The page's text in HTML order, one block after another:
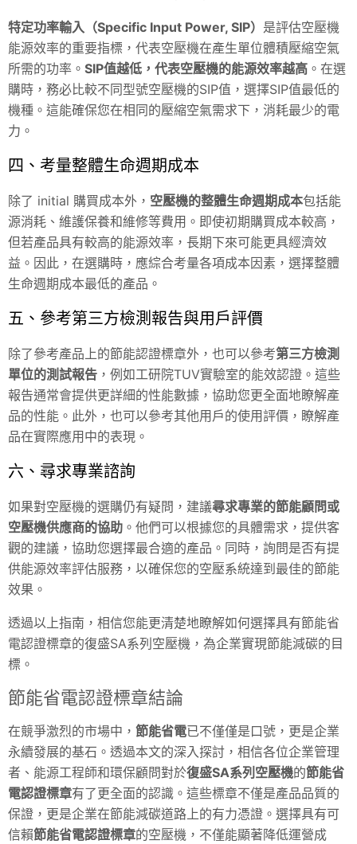
特定功率輸入（Specific Input Power, SIP） 是評估空壓機
能源效率的重要指標，代表空壓機在產生單位體積壓縮空氣
所需的功率。 SIP值越低，代表空壓機的能源效率越高 。在選
購時，務必比較不同型號空壓機的SIP值，選擇SIP值最低的
機種。這能確保您在相同的壓縮空氣需求下，消耗最少的電
力。
四、考量整體生命週期成本
除了 initial 購買成本外， 空壓機的整體生命週期成本包括能
源消耗、維護保養和維修等費用。即使初期購買成本較高，
但若產品具有較高的能源效率，長期下來可能更具經濟效
益。因此，在選購時，應綜合考量各項成本因素，選擇整體
生命週期成本最低的產品。
五、參考第三方檢測報告與用戶評價
除了參考產品上的節能認證標章外，也可以參考第三方檢測
單位的測試報告 ，例如工研院TUV實驗室的能效認證。這些
報告通常會提供更詳細的性能數據，協助您更全面地瞭解產
品的性能。此外，也可以參考其他用戶的使用評價，瞭解產
品在實際應用中的表現。
六、尋求專業諮詢
如果對空壓機的選購仍有疑問，建議尋求專業的節能顧問或
空壓機供應商的協助 。他們可以根據您的具體需求，提供客
觀的建議，協助您選擇最合適的產品。同時，詢問是否有提
供能源效率評估服務，以確保您的空壓系統達到最佳的節能
效果。
透過以上指南，相信您能更清楚地瞭解如何選擇具有節能省
電認證標章的復盛SA系列空壓機，為企業實現節能減碳的目
標。
節能省電認證標章結論
在競爭激烈的市場中， 節能省電已不僅僅是口號，更是企業
永續發展的基石。透過本文的深入探討，相信各位企業管理
者、能源工程師和環保顧問對於復盛SA系列空壓機的節能省
電認證標章有了更全面的認識。這些標章不僅是產品品質的
保證，更是企業在節能減碳道路上的有力憑證。選擇具有可
信賴節能省電認證標章的空壓機，不僅能顯著降低運營成